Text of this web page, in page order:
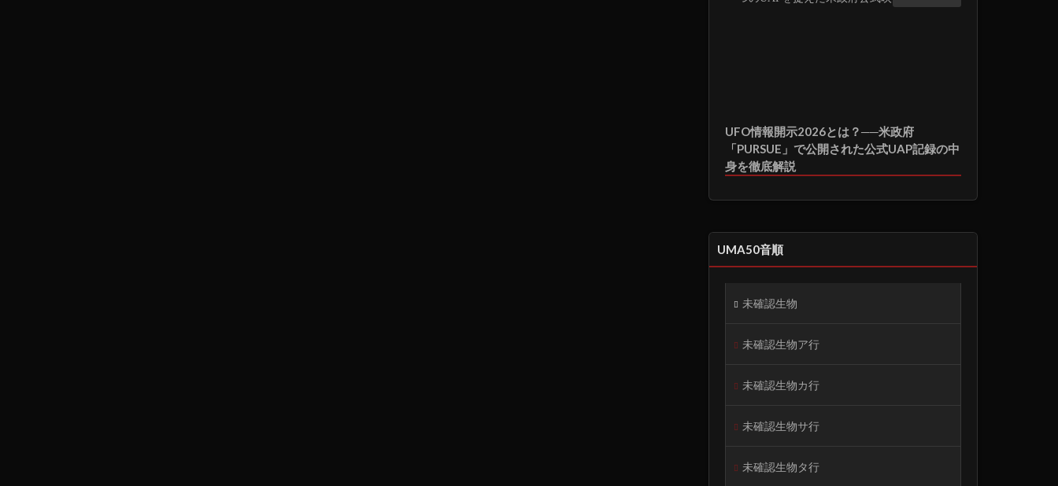
UFO情報開示2026とは？──米政府
「PURSUE」で公開された公式UAP記録の中
身を徹底解説
UMA50音順
未確認生物
未確認生物ア行
未確認生物カ行
未確認生物サ行
未確認生物タ行